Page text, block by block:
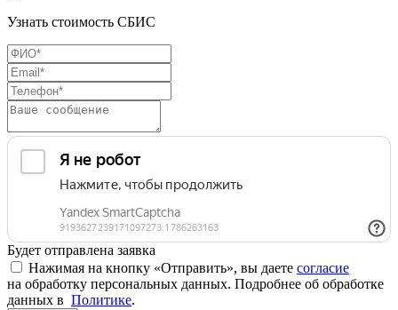
Узнать стоимость СБИС
Будет отправлена заявка
Нажимая на кнопку «Отправить», вы даете согласие
на обработку персональных данных. Подробнее об обработке
данных в Политике.